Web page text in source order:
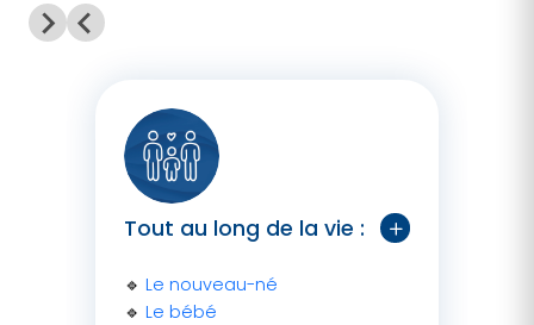
Tout au long de la vie :
🔹 Le nouveau-né
🔹 Le bébé